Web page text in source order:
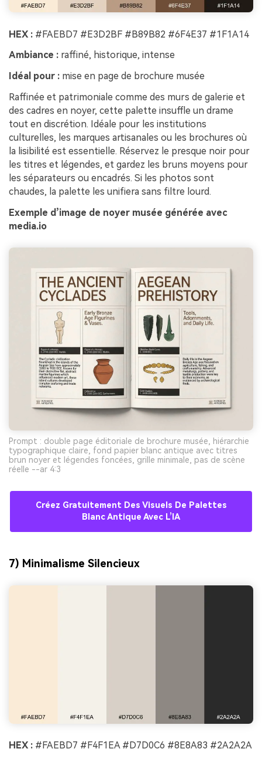
HEX : #FAEBD7 #E3D2BF #B89B82 #6F4E37 #1F1A14
Ambiance : raffiné, historique, intense
Idéal pour : mise en page de brochure musée
Raffinée et patrimoniale comme des murs de galerie et
des cadres en noyer, cette palette insuffle un drame
tout en discrétion. Idéale pour les institutions
culturelles, les marques artisanales ou les brochures où
la lisibilité est essentielle. Réservez le presque noir pour
les titres et légendes, et gardez les bruns moyens pour
les séparateurs ou encadrés. Si les photos sont
chaudes, la palette les unifiera sans filtre lourd.
Exemple d’image de noyer musée générée avec
media.io
Prompt : double page éditoriale de brochure musée, hiérarchie
typographique claire, fond papier blanc antique avec titres
brun noyer et légendes foncées, grille minimale, pas de scène
réelle --ar 4:3
Créez Gratuitement Des Visuels De Palettes
Blanc Antique Avec L’IA
7) Minimalisme Silencieux
HEX : #FAEBD7 #F4F1EA #D7D0C6 #8E8A83 #2A2A2A